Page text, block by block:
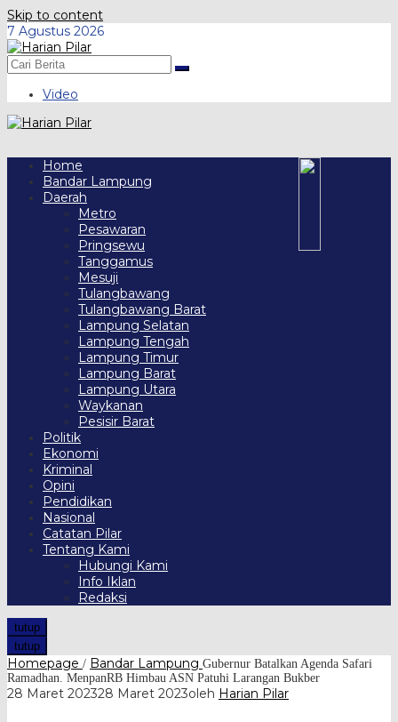
Skip to content
7 Agustus 2026
Video
Home
Bandar Lampung
Daerah
Metro
Pesawaran
Pringsewu
Tanggamus
Mesuji
Tulangbawang
Tulangbawang Barat
Lampung Selatan
Lampung Tengah
Lampung Timur
Lampung Barat
Lampung Utara
Waykanan
Pesisir Barat
Politik
Ekonomi
Kriminal
Opini
Pendidikan
Nasional
Catatan Pilar
Tentang Kami
Hubungi Kami
Info Iklan
Redaksi
tutup
tutup
Homepage / Bandar Lampung Gubernur Batalkan Agenda Safari
Ramadhan. MenpanRB Himbau ASN Patuhi Larangan Bukber
28 Maret 202328 Maret 2023oleh Harian Pilar